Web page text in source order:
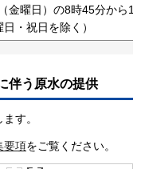
金曜日）の8時45分から
日・祝日を除く）
伴う原水の提供
す。
要項をご覧ください。